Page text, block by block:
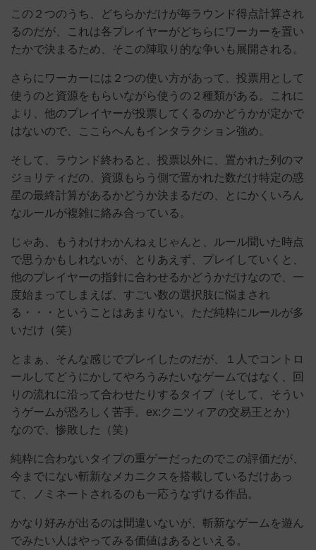
この２つのうち、どちらかだけが毎ラウンド得点計算され
るのだが、これは各プレイヤーがどちらにワーカーを置い
たかで決まるため、そこの陣取り的な争いも展開される。
さらにワーカーには２つの使い方があって、投票用として
使うのと資源をもらいながら使うの２種類がある。これに
より、他のプレイヤーが投票してくるのかどうかが定かで
はないので、ここらへんもインタラクション強め。
そして、ラウンド終わると、投票以外に、置かれた列のマ
ジョリティだの、資源もらう側で置かれた数だけ特定の惑
星の最終計算があるかどうか決まるだの、とにかくいろん
なルールが複雑に絡み合っている。
じゃあ、もうわけわかんねぇじゃんと、ルール聞いた時点
で思うかもしれないが、とりあえず、プレイしていくと、
他のプレイヤーの指針に合わせるかどうかだけなので、一
度始まってしまえば、すごい数の選択肢に悩まされ
る・・・ということはあまりない。ただ純粋にルールが多
いだけ（笑）
とまぁ、そんな感じでプレイしたのだが、１人でコントロ
ールしてどうにかしてやろうみたいなゲームではなく、回
りの流れに沿って合わせたりするタイプ（そして、そうい
うゲームが恐ろしく苦手。ex:クニツィアの交易王とか）
なので、惨敗した（笑）
純粋に合わないタイプの重ゲーだったのでこの評価だが、
今までにない斬新なメカニクスを搭載しているだけあっ
て、ノミネートされるのも一応うなずける作品。
かなり好みが出るのは間違いないが、斬新なゲームを遊ん
でみたい人はやってみる価値はあるといえる。